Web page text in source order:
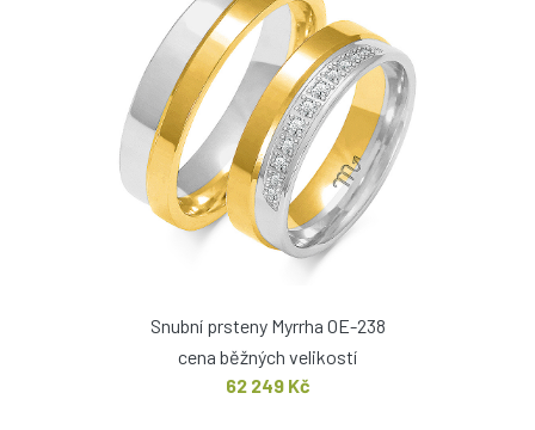
Snubní prsteny Myrrha OE-238
cena běžných velikostí
62 249 Kč